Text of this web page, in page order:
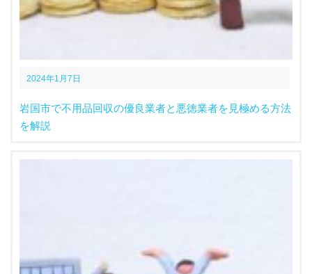
2024年1月7日
岩国市で不用品回収の優良業者と悪徳業者を見極める方法
を解説